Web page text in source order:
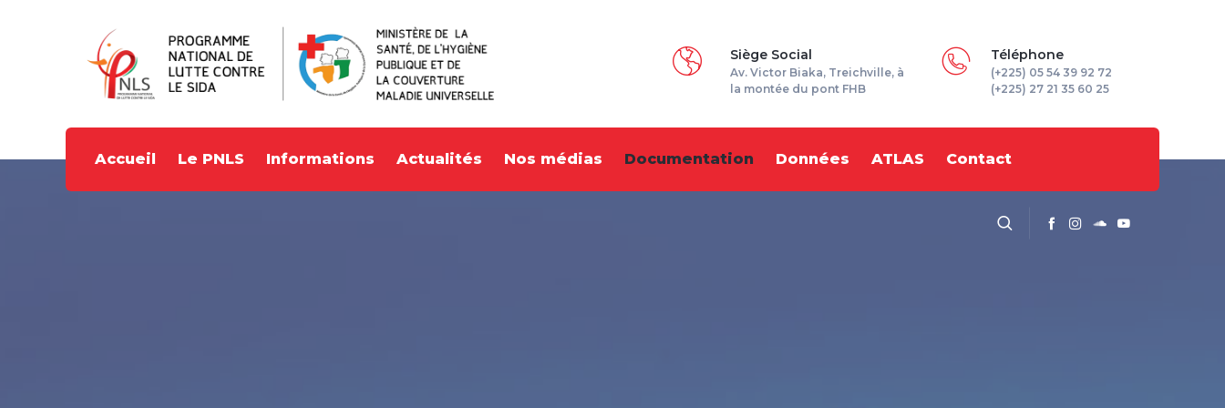
Siège Social
Av. Victor Biaka, Treichville, à
la montée du pont FHB
Téléphone
(+225) 05 54 39 92 72
(+225) 27 21 35 60 25
Accueil Le PNLS Informations Actualités Nos médias Documentation Données ATLAS Contact